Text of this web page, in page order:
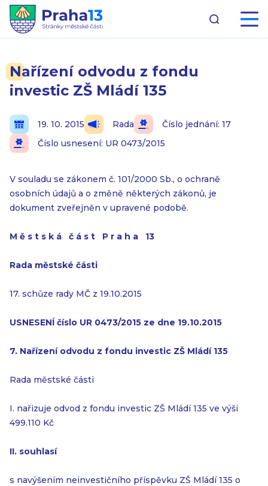
Nařízení odvodu z fondu
investic ZŠ Mládí 135
19. 10. 2015 Rada
Číslo jednání: 17
Číslo usnesení: UR 0473/2015
V souladu se zákonem č. 101/2000 Sb., o ochraně
osobních údajů a o změně některých zákonů, je
dokument zveřejněn v upravené podobě.
M ě s t s k á č á s t P r a h a 13
Rada městské části
17. schůze rady MČ z 19.10.2015
USNESENÍ číslo UR 0473/2015 ze dne 19.10.2015
7. Nařízení odvodu z fondu investic ZŠ Mládí 135
Rada městské části
I. nařizuje odvod z fondu investic ZŠ Mládí 135 ve výši
499.110 Kč
II. souhlasí
s navýšením neinvestičního příspěvku ZŠ Mládí 135 o